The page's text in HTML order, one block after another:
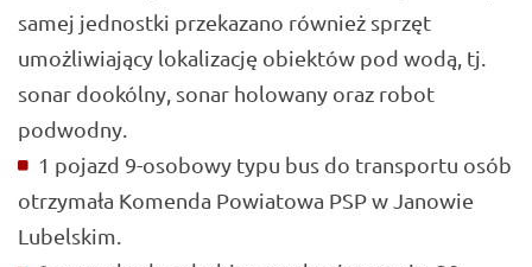
samej jednostki przekazano również sprzęt
umożliwiający lokalizację obiektów pod wodą, tj.
sonar dookólny, sonar holowany oraz robot
podwodny.
1 pojazd 9-osobowy typu bus do transportu osób
otrzymała Komenda Powiatowa PSP w Janowie
Lubelskim.